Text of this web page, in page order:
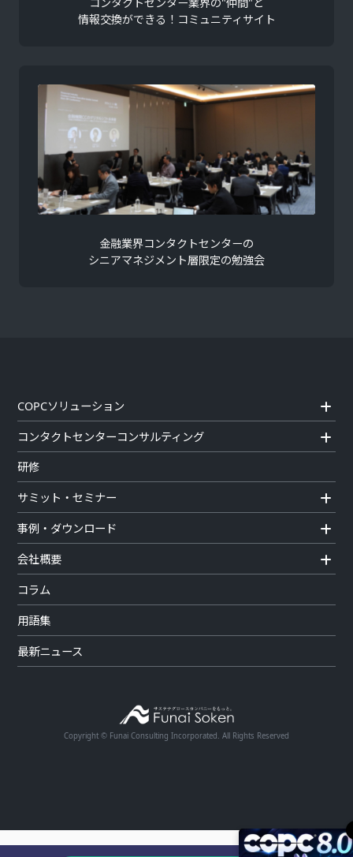
情報交換ができる！コミュニティサイト
金融業界コンタクトセンターの
シニアマネジメント層限定の勉強会
COPCソリューション
コンタクトセンターコンサルティング
研修
サミット・セミナー
事例・ダウンロード
会社概要
コラム
用語集
最新ニュース
Copyright © Funai Consulting Incorporated. All Rights Reserved